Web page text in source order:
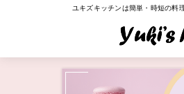
ユキズキッチンは簡単・時短の料